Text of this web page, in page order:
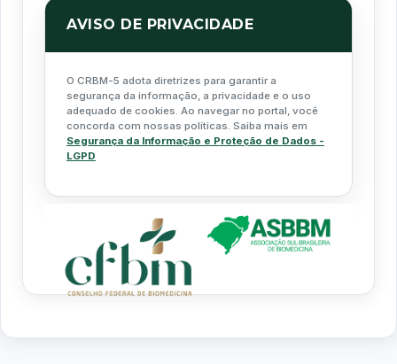
AVISO DE PRIVACIDADE
O CRBM-5 adota diretrizes para garantir a
segurança da informação, a privacidade e o uso
adequado de cookies. Ao navegar no portal, você
concorda com nossas políticas. Saiba mais em
Segurança da Informação e Proteção de Dados -
LGPD